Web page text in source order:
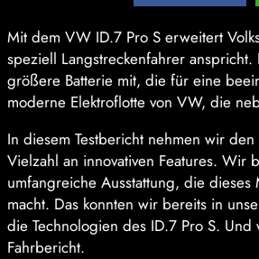
Mit dem VW ID.7 Pro S erweitert
speziell Langstreckenfahrer
größere Batterie mit, die für eine
moderne Elektroflotte von VW, die
In diesem Testbericht nehmen wir
Vielzahl an innovativen Features. Wir
umfangreiche Ausstattung, die
macht. Das konnten wir bereits in
die Technologien des ID.7 Pro S.
Fahrbericht.